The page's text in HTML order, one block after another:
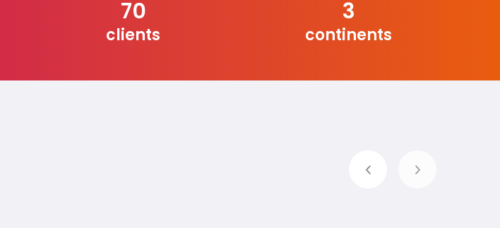
70
clients
3
continents